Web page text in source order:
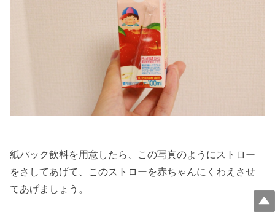
紙パック飲料を用意したら、この写真のようにストロー
をさしてあげて、このストローを赤ちゃんにくわえさせ
てあげましょう。